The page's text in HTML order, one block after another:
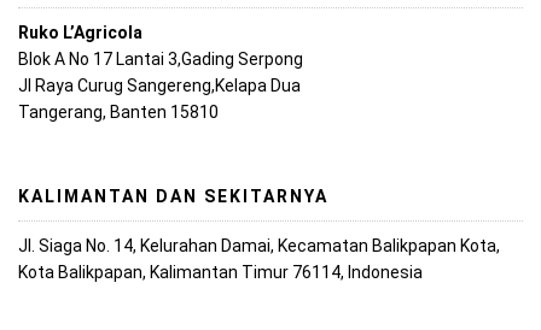
Ruko L’Agricola
Blok A No 17 Lantai 3,Gading Serpong
Jl Raya Curug Sangereng,Kelapa Dua
Tangerang, Banten 15810
KALIMANTAN DAN SEKITARNYA
Jl. Siaga No. 14, Kelurahan Damai, Kecamatan Balikpapan Kota,
Kota Balikpapan, Kalimantan Timur 76114, Indonesia